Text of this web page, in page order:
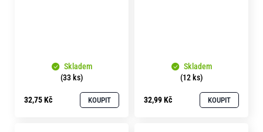
Skladem
(33 ks)
32,75 Kč KOUPIT
Skladem
(12 ks)
32,99 Kč KOUPIT